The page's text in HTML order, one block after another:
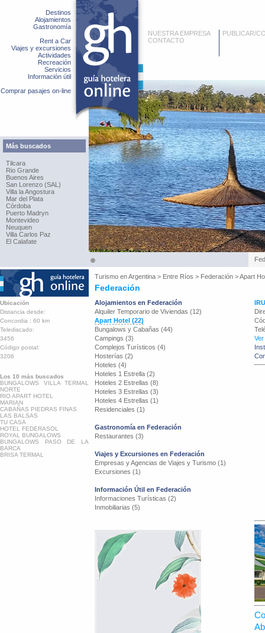
Destinos
Alojamientos
Gastronomía
Rent a Car
Viajes y excursiones
Actividades
Recreación
Servicios
Información útil
Comprar pasajes on-line
Más buscados
Tilcara
Rio Grande
Buenos Aires
San Lorenzo (SAL)
Villa la Angostura
Mar del Plata
Córdoba
Puerto Madryn
Montevideo
Neuquen
Villa Carlos Paz
El Calafate
NUESTRA EMPRESA
CONTACTO
PUBLICAR/
Turismo enArgentina > Entre Ríos > Federación >Apart
Federación
Ubicación
Distancia desde:
Concordia : 60 km
Telediscado:
3456
Código postal:
3206
Los 10 más buscados
BUNGALOWS VILLA TERMAL
NORTE
RIO APART HOTEL
MARIAN
CABAÑAS PIEDRAS FINAS
LAS BALSAS
TU CASA
HOTEL FEDERASOL
ROYAL BUNGALOWS
BUNGALOWS PASO DE LA
BARCA
BRISA TERMAL
Alojamientos en Federación
Alquiler Temporario de Viviendas (12)
Apart Hotel (22)
Bungalows y Cabañas (44)
Campings (3)
Complejos Turísticos (4)
Hosterías (2)
Hoteles (4)
Hoteles 1 Estrella (2)
Hoteles 2 Estrellas (8)
Hoteles 3 Estrellas (3)
Hoteles 4 Estrellas (1)
Residenciales (1)
Gastronomía en Federación
Restaurantes (3)
Viajes y Excursiones en Federación
Empresas y Agencias de Viajes y Turismo (1)
Excursiones (1)
Información Útil en Federación
Informaciones Turísticas (2)
Inmobiliarias (5)